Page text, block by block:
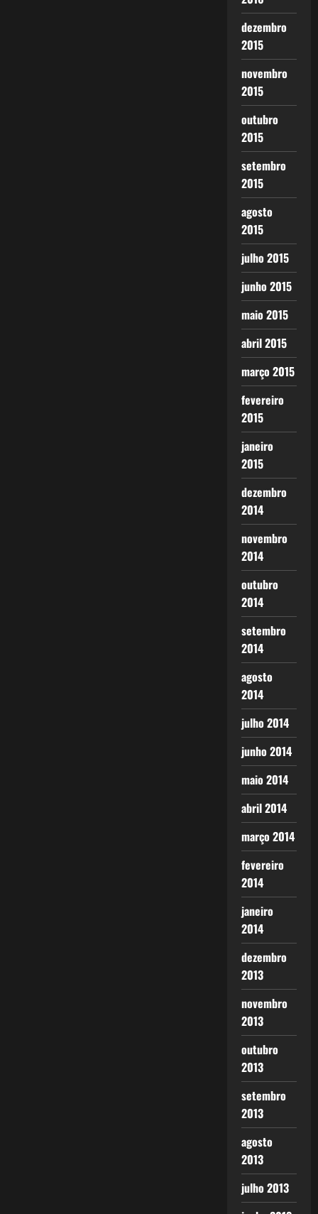
dezembro
2015
novembro
2015
outubro
2015
setembro
2015
agosto
2015
julho 2015
junho 2015
maio 2015
abril 2015
março 2015
fevereiro
2015
janeiro
2015
dezembro
2014
novembro
2014
outubro
2014
setembro
2014
agosto
2014
julho 2014
junho 2014
maio 2014
abril 2014
março 2014
fevereiro
2014
janeiro
2014
dezembro
2013
novembro
2013
outubro
2013
setembro
2013
agosto
2013
julho 2013